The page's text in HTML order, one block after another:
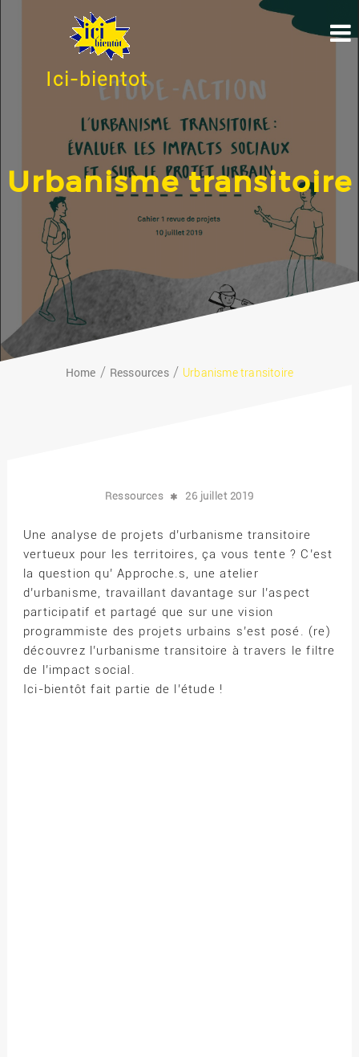
Ici-bientot
Urbanisme transitoire
Home Ressources Urbanisme transitoire
Ressources 26 juillet 2019
Une analyse de projets d’urbanisme transitoire
vertueux pour les territoires, ça vous tente ? C’est
la question qu’ Approche.s, une atelier
d’urbanisme, travaillant davantage sur l’aspect
participatif et partagé que sur une vision
programmiste des projets urbains s’est posé. (re)
découvrez l’urbanisme transitoire à travers le filtre
de l’impact social.
Ici-bientôt fait partie de l’étude !